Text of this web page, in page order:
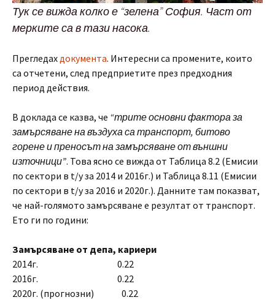
Тук се вижда колко е “зелена” София. Част от
мерките са в тази насока.
Прегледахдокумента. Интересни са промените, които
са отчетени, след предприетите през предходния
период действия.
В доклада се казва, че “трите основни фактора за
замърсяване на въздуха са транспорт, битово
горене и преносът на замърсяване от външни
източници”. Това ясно се вижда от Таблица 8.2 (Емисии
по сектори в t/y за 2014 и 2016г.) и Таблица 8.11 (Емисии
по сектори в t/y за 2016 и 2020г.). Данните там показват,
че най-голямото замърсяване е резултат от транспорт.
Ето ги по години:
Замърсяване от депа, кариери
2014г. 0.22
2016г. 0.22
2020г. (прогнозни) 0.22